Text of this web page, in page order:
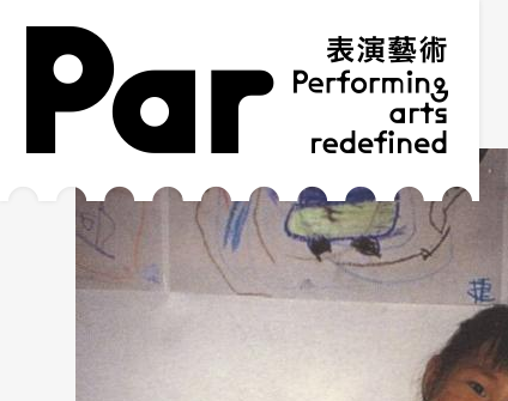
跳到主要內容區塊
網站導覽